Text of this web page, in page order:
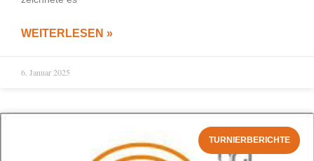
WEITERLESEN »
6. Januar 2025
TURNIERBERICHTE